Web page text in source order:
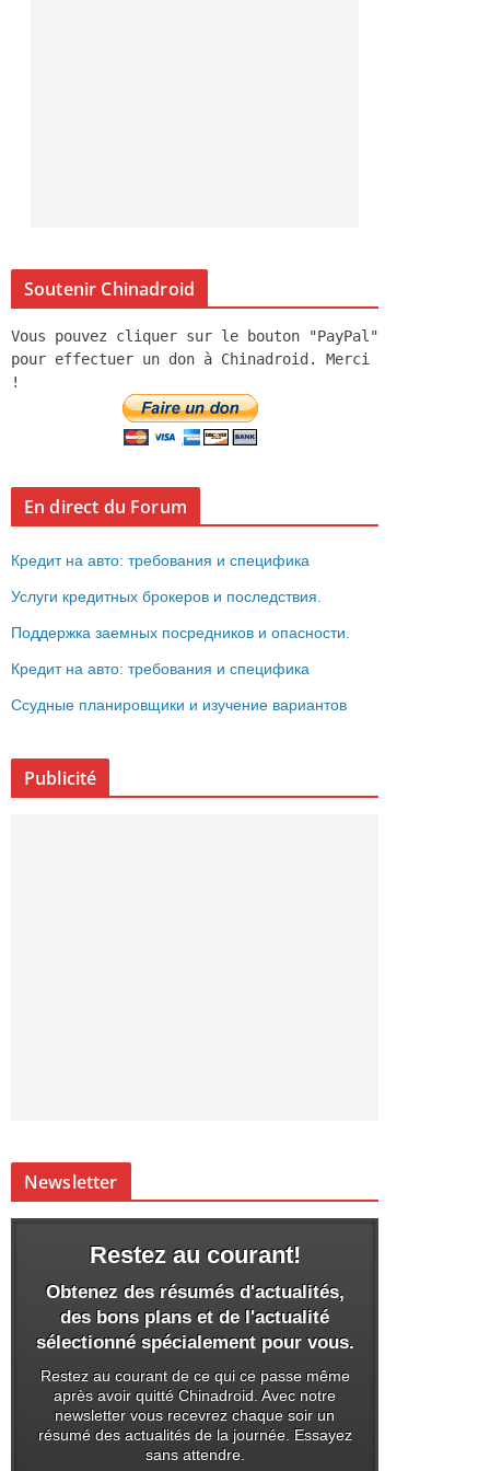
Soutenir Chinadroid
Vous pouvez cliquer sur le bouton "PayPal"
pour effectuer un don à Chinadroid. Merci
!
En direct du Forum
Кредит на авто: требования и специфика
Услуги кредитных брокеров и последствия.
Поддержка заемных посредников и опасности.
Кредит на авто: требования и специфика
Ссудные планировщики и изучение вариантов
Publicité
Newsletter
Restez au courant!
Obtenez des résumés d'actualités,
des bons plans et de l'actualité
sélectionné spécialement pour vous.
Restez au courant de ce qui ce passe même
après avoir quitté Chinadroid. Avec notre
newsletter vous recevrez chaque soir un
résumé des actualités de la journée. Essayez
sans attendre.